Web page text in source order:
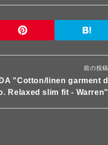
前の投稿
"Cotton/linen garment d
Relaxed slim fit - Warren"